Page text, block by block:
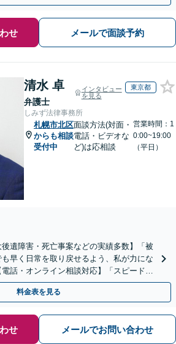
せ メールで面談予約
清水 卓
弁護士
インタビュー
を見る
東京都
しみず法律事務所
札幌市北区
からも相談
受付中
面談方法(対面・
電話・ビデオな
ど)は応相談
営業時間：1
0:00~19:00
（平日）
後遺障害・死亡事案などの実績多数】「被
早く日常を取り戻せるよう、私が力にな
話・オンライン相談対応】「スピード対
事裁判のニーズにも対応」
料金表を見る
せ メールでお問い合わせ